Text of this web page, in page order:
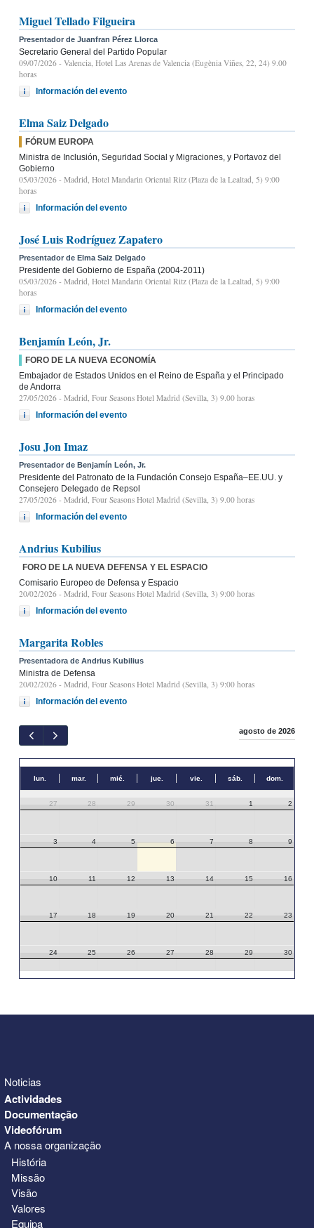
Miguel Tellado Filgueira
Presentador de Juanfran Pérez Llorca
Secretario General del Partido Popular
09/07/2026 - Valencia, Hotel Las Arenas de Valencia (Eugènia Viñes, 22, 24) 9.00
horas
Información del evento
Elma Saiz Delgado
FÓRUM EUROPA
Ministra de Inclusión, Seguridad Social y Migraciones, y Portavoz del
Gobierno
05/03/2026 - Madrid, Hotel Mandarin Oriental Ritz (Plaza de la Lealtad, 5) 9:00
horas
Información del evento
José Luis Rodríguez Zapatero
Presentador de Elma Saiz Delgado
Presidente del Gobierno de España (2004-2011)
05/03/2026 - Madrid, Hotel Mandarin Oriental Ritz (Plaza de la Lealtad, 5) 9:00
horas
Información del evento
Benjamín León, Jr.
FORO DE LA NUEVA ECONOMÍA
Embajador de Estados Unidos en el Reino de España y el Principado
de Andorra
27/05/2026 - Madrid, Four Seasons Hotel Madrid (Sevilla, 3) 9.00 horas
Información del evento
Josu Jon Imaz
Presentador de Benjamín León, Jr.
Presidente del Patronato de la Fundación Consejo España–EE.UU. y
Consejero Delegado de Repsol
27/05/2026 - Madrid, Four Seasons Hotel Madrid (Sevilla, 3) 9.00 horas
Información del evento
Andrius Kubilius
FORO DE LA NUEVA DEFENSA Y EL ESPACIO
Comisario Europeo de Defensa y Espacio
20/02/2026 - Madrid, Four Seasons Hotel Madrid (Sevilla, 3) 9:00 horas
Información del evento
Margarita Robles
Presentadora de Andrius Kubilius
Ministra de Defensa
20/02/2026 - Madrid, Four Seasons Hotel Madrid (Sevilla, 3) 9:00 horas
Información del evento
agosto de 2026
lun. mar. mié. jue. vie. sáb. dom.
27 28 29 30 31 1 2
3 4 5 6 7 8 9
10 11 12 13 14 15 16
17 18 19 20 21 22 23
24 25 26 27 28 29 30
Noticias
Actividades
Documentação
Videofórum
A nossa organização
História
Missão
Visão
Valores
Equipa